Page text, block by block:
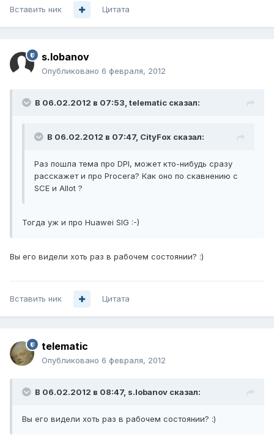
Вставить ник Цитата
s.lobanov
Опубликовано 6 февраля, 2012
В 06.02.2012 в 07:53, telematic сказал:
В 06.02.2012 в 07:47, CityFox сказал:
Раз пошла тема про DPI, может кто-нибудь сразу
расскажет и про Procera? Как оно по скавнению с
SCE и Allot ?
Тогда уж и про Huawei SIG :-)
Вы его видели хоть раз в рабочем состоянии? :)
Вставить ник Цитата
telematic
Опубликовано 6 февраля, 2012
В 06.02.2012 в 08:47, s.lobanov сказал:
Вы его видели хоть раз в рабочем состоянии? :)